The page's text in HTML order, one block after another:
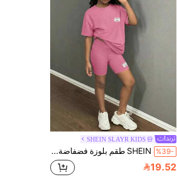
SHEIN SLAYR KIDS
%39- SHEIN طقم بلوزة فضفاضة وشورت ضيق للبنات المراهقات، 2 قطعة
19.52